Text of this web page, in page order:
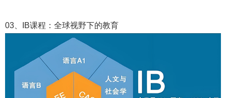
03、IB课程：全球视野下的教育